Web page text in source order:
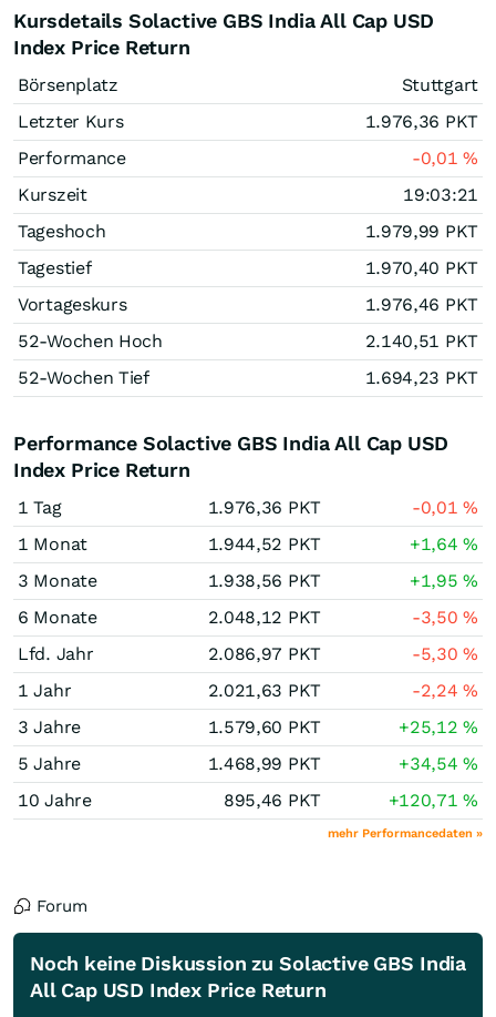
Kursdetails Solactive GBS India All Cap USD
Index Price Return
Börsenplatz
Stuttgart
Letzter Kurs
1.976,36 PKT
Performance
-0,01%
Kurszeit
19:03:21
Tageshoch
1.979,99 PKT
Tagestief
1.970,40 PKT
Vortageskurs
1.976,46 PKT
52-Wochen Hoch
2.140,51 PKT
52-Wochen Tief
1.694,23 PKT
Performance Solactive GBS India All Cap USD
Index Price Return
1 Tag 1.976,36 PKT -0,01%
1 Monat
1.944,52 PKT +1,64%
3 Monate
1.938,56 PKT +1,95%
6 Monate
2.048,12 PKT -3,50%
Lfd. Jahr
2.086,97 PKT -5,30%
1 Jahr
2.021,63 PKT -2,24%
3 Jahre
1.579,60 PKT +25,12%
5 Jahre
1.468,99 PKT +34,54%
10 Jahre
895,46 PKT +120,71%
mehr Performancedaten »
Forum
Noch keine Diskussion zu Solactive GBS India
All Cap USD Index Price Return